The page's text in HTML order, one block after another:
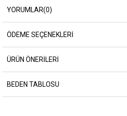
YORUMLAR(0)
ÖDEME SEÇENEKLERI
ÜRÜN ÖNERILERI
BEDEN TABLOSU